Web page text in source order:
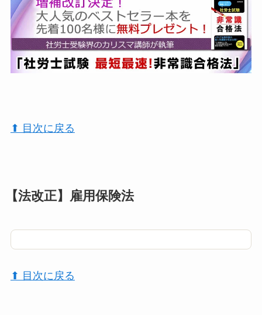
⬆︎ 目次に戻る
【法改正】雇用保険法
⬆︎ 目次に戻る